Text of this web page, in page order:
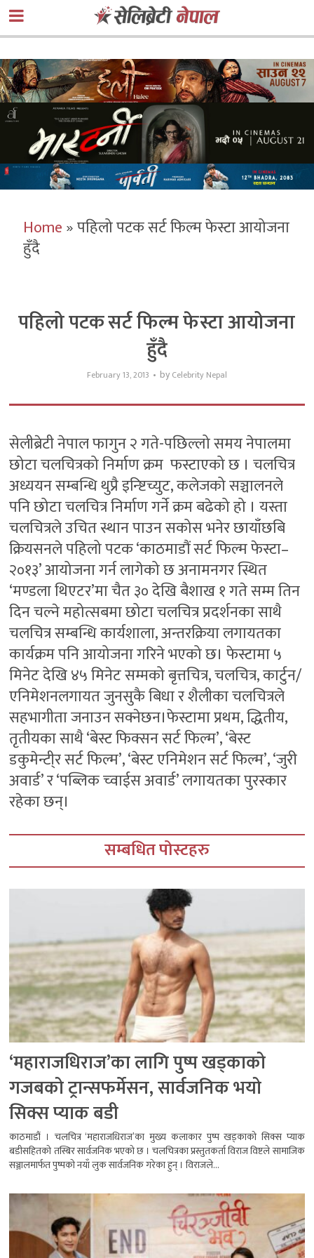
Home»पहिलो पटक सर्ट फिल्म फेस्टा आयोजना
हुँदै
पहिलो पटक सर्ट फिल्म फेस्टा आयोजना
हुँदै
February 13, 2013 by Celebrity Nepal
सेलीब्रेटी नेपाल फागुन २ गते-पछिल्लो समय नेपालमा
छोटा चलचित्रको निर्माण क्रम फस्टाएको छ । चलचित्र
अध्ययन सम्बन्धि थुप्रै इन्ष्टिच्युट, कलेजको सञ्चालनले
पनि छोटा चलचित्र निर्माण गर्ने क्रम बढेको हो । यस्ता
चलचित्रले उचित स्थान पाउन सकोस भनेर छायाँछबि
क्रियसनले पहिलो पटक ‘काठमाडौं सर्ट फिल्म फेस्टा–
२०१३’ आयोजना गर्न लागेको छ अनामनगर स्थित
‘मण्डला थिएटर’मा चैत ३० देखि बैशाख १ गते सम्म तिन
दिन चल्ने महोत्सबमा छोटा चलचित्र प्रदर्शनका साथै
चलचित्र सम्बन्धि कार्यशाला, अन्तरक्रिया लगायतका
कार्यक्रम पनि आयोजना गरिने भएको छ। फेस्टामा ५
मिनेट देखि ४५ मिनेट सम्मको बृत्तचित्र, चलचित्र, कार्टुन/
एनिमेशनलगायत जुनसुकै बिधा र शैलीका चलचित्रले
सहभागीता जनाउन सक्नेछन।फेस्टामा प्रथम, द्धितीय,
तृतीयका साथै ‘बेस्ट फिक्सन सर्ट फिल्म’, ‘बेस्ट
डकुमेन्टी्र सर्ट फिल्म’, ‘बेस्ट एनिमेशन सर्ट फिल्म’, ‘जुरी
अवार्ड’ र ‘पब्लिक च्वाईस अवार्ड’ लगायतका पुरस्कार
रहेका छन्।
सम्बधित पोस्टहरु
‘महाराजधिराज’का लागि पुष्प खड्काको
गजबको ट्रान्सफर्मेसन, सार्वजनिक भयो
सिक्स प्याक बडी
काठमाडौं । चलचित्र ‘महाराजधिराज’का मुख्य कलाकार पुष्प खड्काको सिक्स प्याक
बडीसहितको तस्बिर सार्वजनिक भएको छ । चलचित्रका प्रस्तुतकर्ता विराज विष्टले सामाजिक
सञ्जालमार्फत पुष्पको नयाँ लुक सार्वजनिक गरेका हुन् । विराजले...